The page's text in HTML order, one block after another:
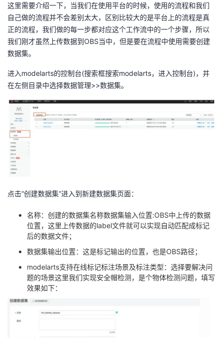
这里需要介绍一下，当我们在使用平台的时候，使用的流程和我们
自己做的流程并不会差别太大，区别比较大的是平台上的流程是真
正的流程，我们做的每一步都对应这个工作流中的一个步骤，所以
我们刚才虽然上传数据到OBS当中，但是要在流程中使用需要创建
数据集。
进入modelarts的控制台(搜索框搜索modelarts，进入控制台)，并
在左侧目录中选择数据管理>>数据集。
点击“创建数据集“进入到新建数据集⻚面：
名称：创建的数据集名称数据集输入位置:OBS中上传的数据
位置，这里上传数据的label文件就可以实现自动匹配成标记
后的数据文件；
数据集输出位置：这是标记输出的位置，也是OBS路径；
modelarts支持在线标记标注场景及标注类型：选择要解决问
题的场景这里我们实现安全帽检测，是个物体检测问题，填写
效果如下：